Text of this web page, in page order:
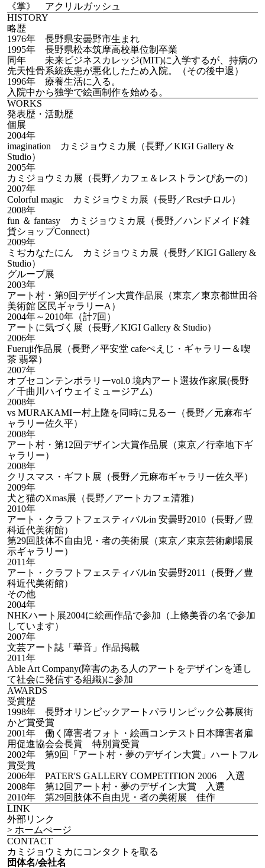
《掌》 アクリルガッシュ
HISTORY
略歴
1976年 長野県安曇野市生まれ
1995年 長野県松本筑摩高校単位制卒業
同年 未来ビジネスカレッジ(MIT)に入学するが、持病の
先天性骨系統疾患が悪化したため入院。（その後中退）
1996年 療養生活に入る。
入院中から独学で絵画制作を始める。
WORKS
発表歴・活動歴
個展
2004年
imagination カミジョウミカ展（長野／KIGI Gallery &
Studio）
2005年
カミジョウミカ展（長野／カフェ＆レストランぴあーの）
2007年
Colorful magic カミジョウミカ展（長野／Restチロル）
2008年
fun ＆ fantasy カミジョウミカ展（長野／ハンドメイド雑
貨ショップConnect）
2009年
ミぢカなたにん カミジョウミカ展（長野／KIGI Gallery &
Studio）
グループ展
2003年
アート村・第9回デザイン大賞作品展（東京／東京都世田谷
美術館 区民ギャラリーA）
2004年～2010年（計7回）
アートに気づく展（長野／KIGI Gallery & Studio）
2006年
Fueruji作品展（長野／平安堂 cafeぺえじ・ギャラリー＆喫
茶 翡翠）
2007年
オブセコンテンポラリーvol.0 境内アート選抜作家展(長野
／千曲川ハイウェイミュージアム)
2008年
vs MURAKAMIー村上隆を同時に見るー（長野／元麻布ギ
ャラリー佐久平）
2008年
アート村・第12回デザイン大賞作品展（東京／行幸地下ギ
ャラリー）
2008年
クリスマス・ギフト展（長野／元麻布ギャラリー佐久平）
2009年
犬と猫のXmas展（長野／アートカフェ清雅）
2010年
アート・クラフトフェスティバルin 安曇野2010（長野／豊
科近代美術館）
第29回肢体不自由児・者の美術展（東京／東京芸術劇場展
示ギャラリー）
2011年
アート・クラフトフェスティバルin 安曇野2011（長野／豊
科近代美術館）
その他
2004年
NHKハート展2004に絵画作品で参加（上條美香の名で参加
しています）
2007年
文芸アート誌「華音」作品掲載
2011年
Able Art Company(障害のある人のアートをデザインを通し
て社会に発信する組織)に参加
AWARDS
受賞歴
1998年 長野オリンピックアートパラリンピック公募展街
かど賞受賞
2001年 働く障害者フォト・絵画コンテスト日本障害者雇
用促進協会会長賞 特別賞受賞
2002年 第9回「アート村・夢のデザイン大賞」ハートフル
賞受賞
2006年 PATER'S GALLERY COMPETITION 2006 入選
2008年 第12回アート村・夢のデザイン大賞 入選
2010年 第29回肢体不自由児・者の美術展 佳作
LINK
外部リンク
> ホームぺージ
CONTACT
カミジョウミカにコンタクトを取る
団体名/会社名